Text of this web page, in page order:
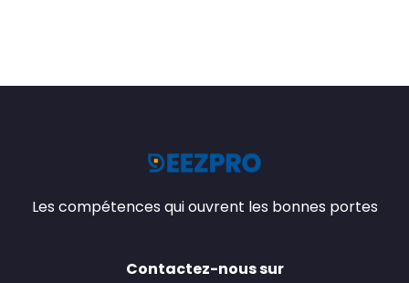
Les compétences qui ouvrent les bonnes portes
Contactez-nous sur